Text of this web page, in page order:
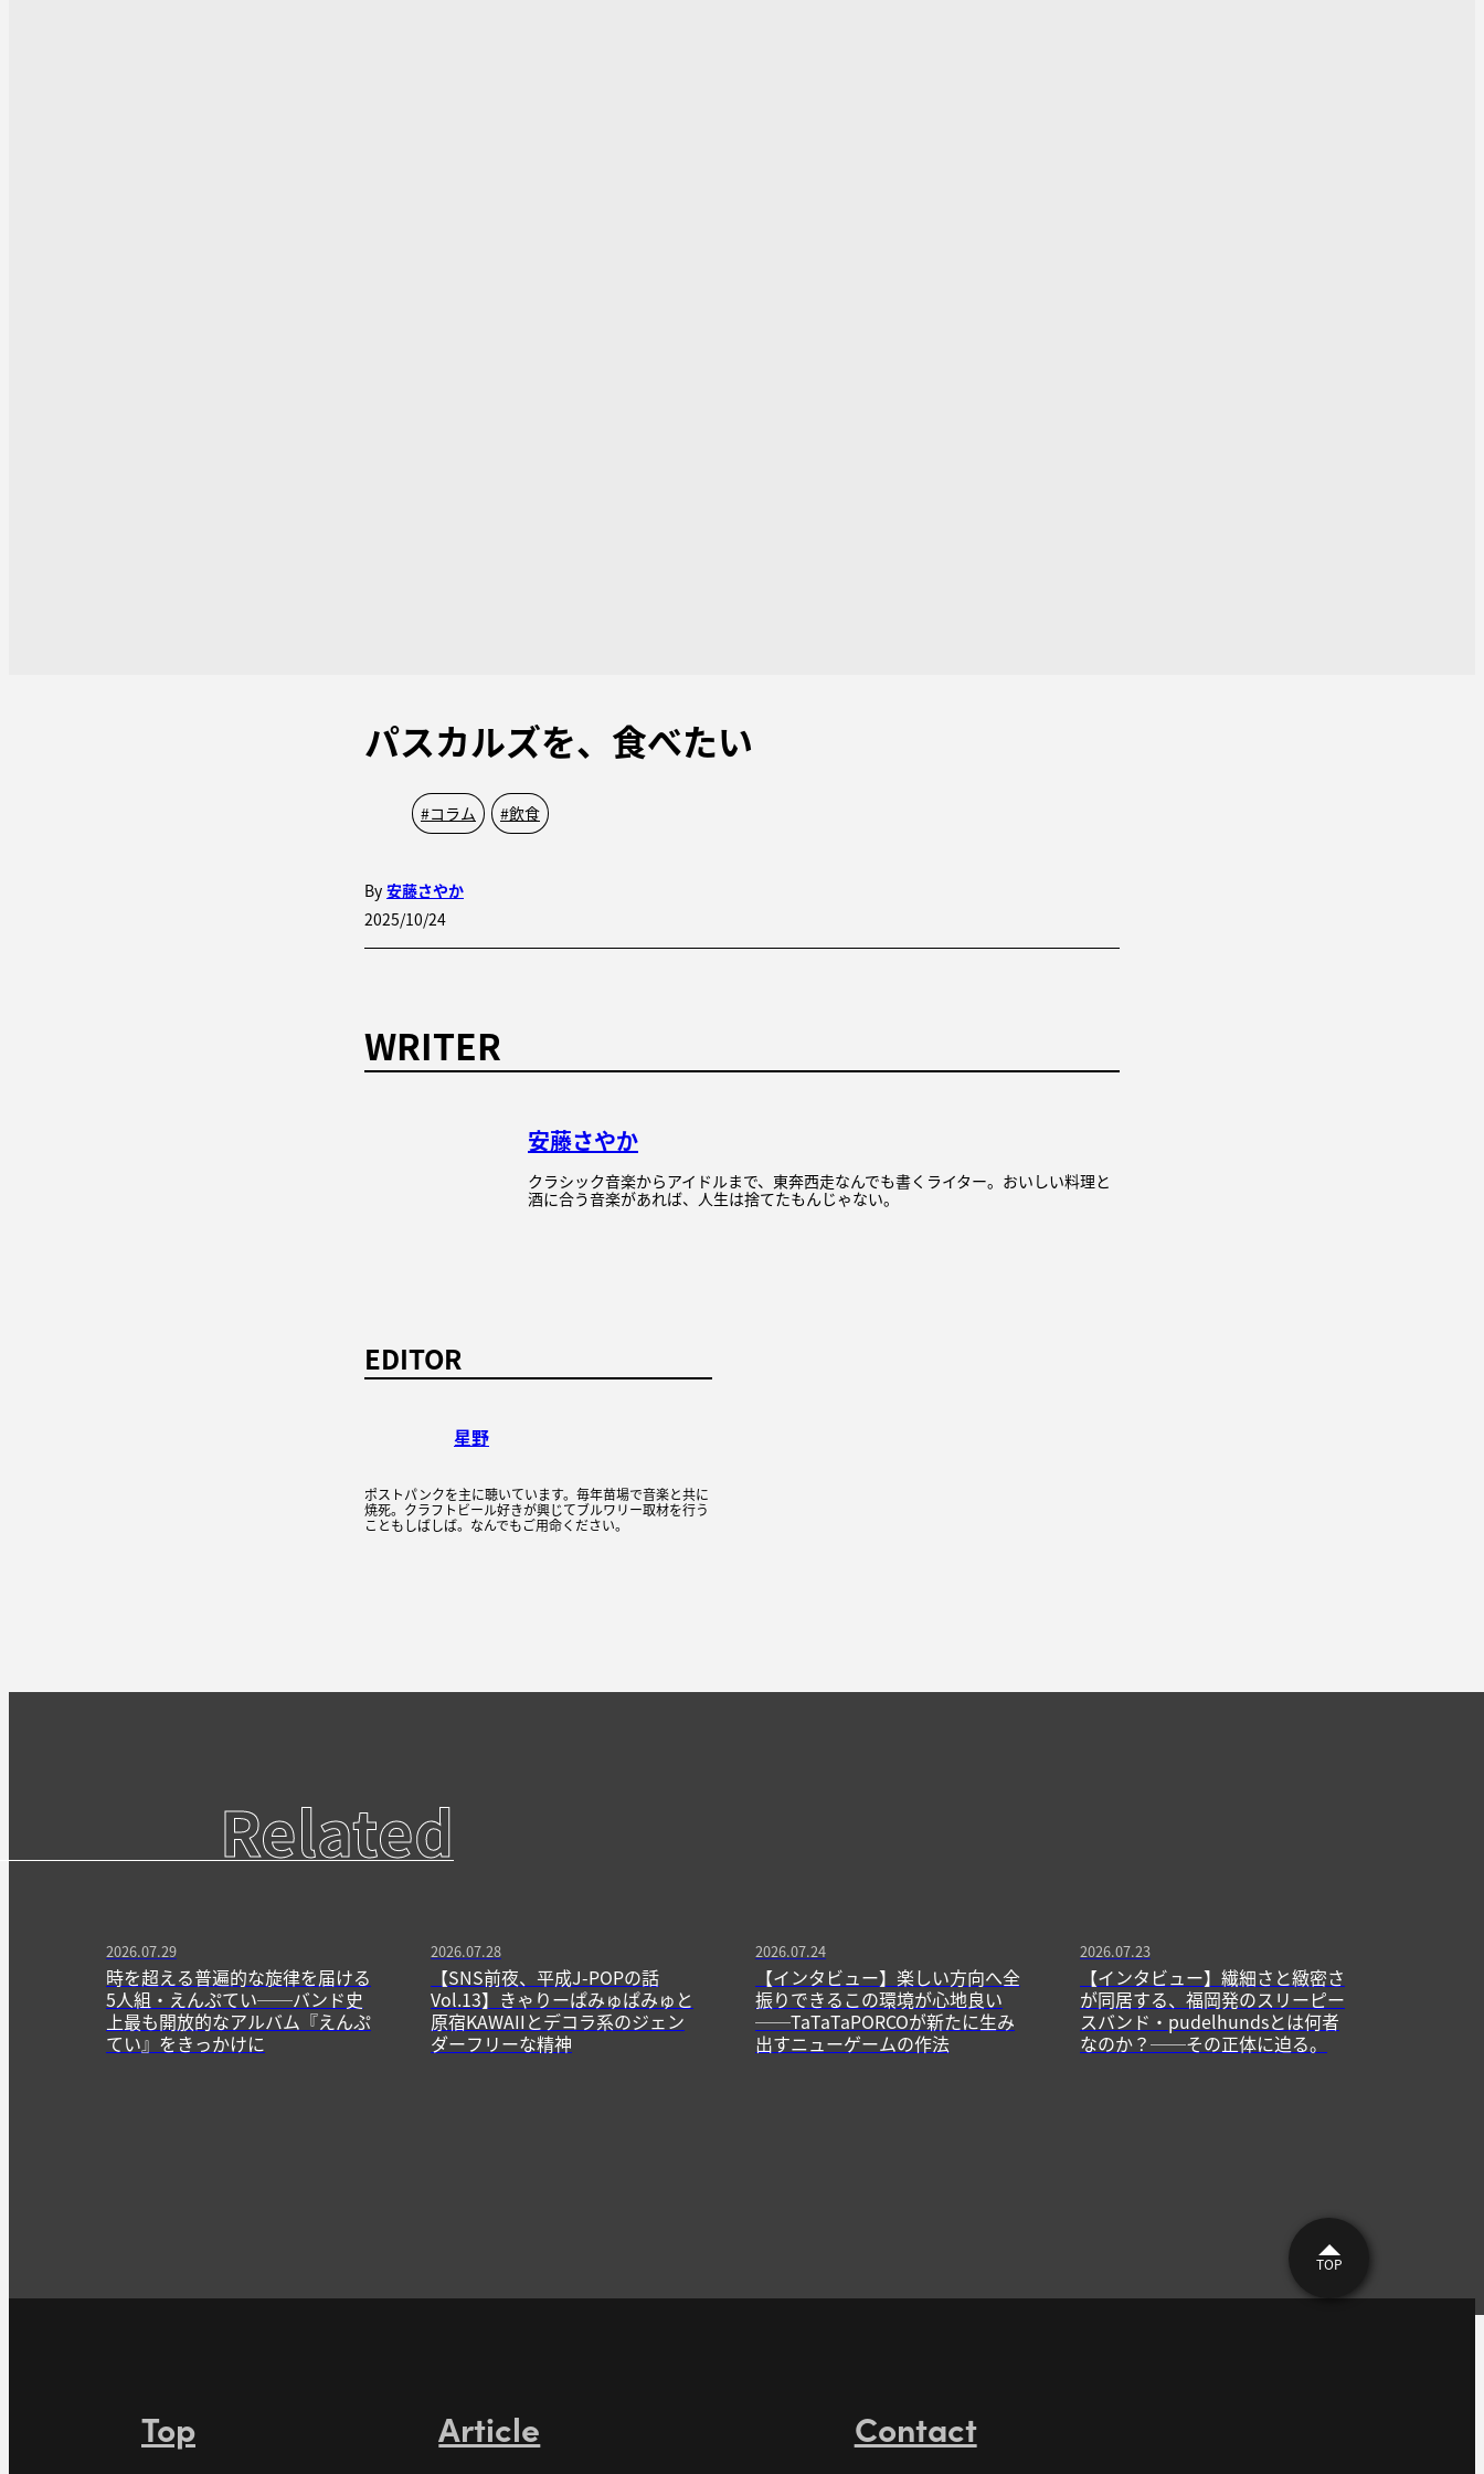
パスカルズを、食べたい
#コラム #飲食
By 安藤さやか
2025/10/24
WRITER
安藤さやか
クラシック音楽からアイドルまで、東奔西走なんでも書くライター。おいしい料理と
酒に合う音楽があれば、人生は捨てたもんじゃない。
EDITOR
星野
ポストパンクを主に聴いています。毎年苗場で音楽と共に
焼死。クラフトビール好きが興じてブルワリー取材を行う
こともしばしば。なんでもご用命ください。
Related
2026.07.29
時を超える普遍的な旋律を届ける
5人組・えんぷてい──バンド史
上最も開放的なアルバム『えんぷ
てい』をきっかけに
2026.07.28
【SNS前夜、平成J-POPの話
Vol.13】きゃりーぱみゅぱみゅと
原宿KAWAIIとデコラ系のジェン
ダーフリーな精神
2026.07.24
【インタビュー】楽しい方向へ全
振りできるこの環境が心地良い
──TaTaTaPORCOが新たに生み
出すニューゲームの作法
2026.07.23
【インタビュー】繊細さと緻密さ
が同居する、福岡発のスリーピー
スバンド・pudelhundsとは何者
なのか？──その正体に迫る。
TOP
Top
Article Contact